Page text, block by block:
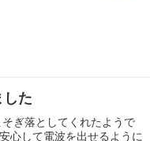
した
ぎ落としてくれたようで
心して電波を出せるように